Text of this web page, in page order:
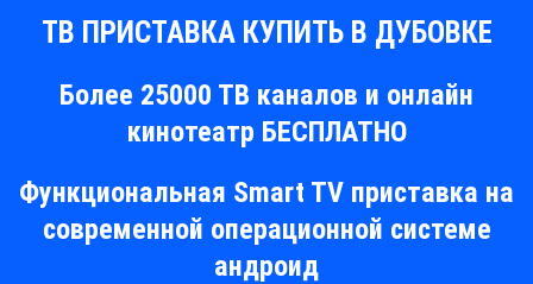
ТВ ПРИСТАВКА КУПИТЬ В ДУБОВКЕ
Более 25000 ТВ каналов и онлайн
кинотеатр БЕСПЛАТНО
Функциональная Smart TV приставка на
современной операционной системе
андроид